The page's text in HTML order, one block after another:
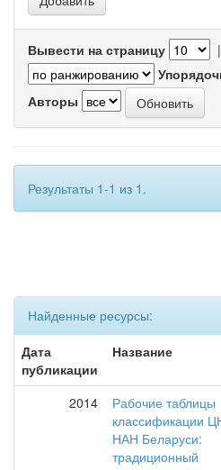
Вывести на страницу |
Авторы
Результаты 1-1 из 1.
Найденные ресурсы:
Дата
публикации
Название
2014
Рабочие таблицы
классификации
НАН Беларуси:
традиционный